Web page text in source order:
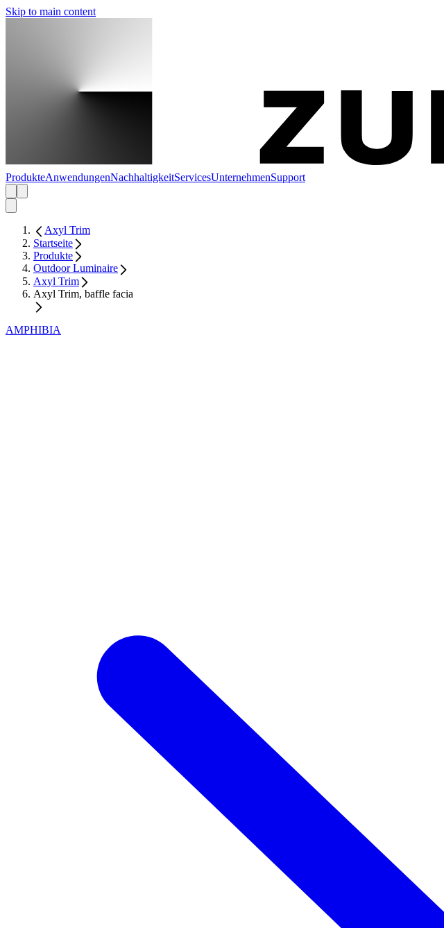
Skip to main content
ProdukteAnwendungenNachhaltigkeitServicesUnternehmenSupport
Axyl Trim
Startseite
Produkte
Outdoor Luminaire
Axyl Trim
Axyl Trim, baffle facia
AMPHIBIA